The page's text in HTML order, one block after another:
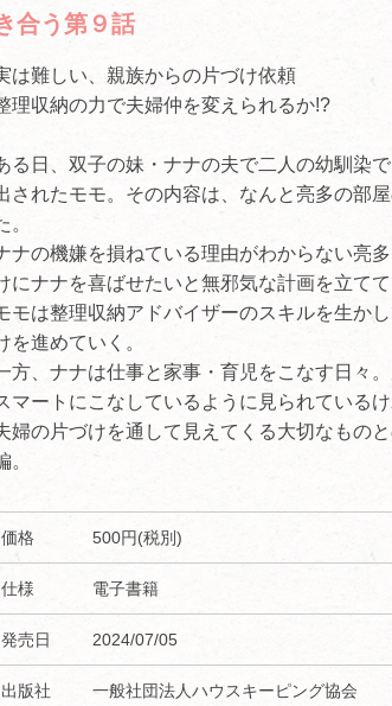
合う第９話
は難しい、親族からの片づけ依頼
理収納の力で夫婦仲を変えられるか!?
る日、双子の妹・ナナの夫で二人の幼馴染
されたモモ。その内容は、なんと亮多の部
。
ナの機嫌を損ねている理由がわからない亮
にナナを喜ばせたいと無邪気な計画を立てて
モは整理収納アドバイザーのスキルを生か
を進めていく。
方、ナナは仕事と家事・育児をこなす日々
マートにこなしているように見られている
婦の片づけを通して見えてくる大切なもの
。
価格 500円(税別)
仕様 電子書籍
発売日 2024/07/05
出版社 一般社団法人ハウスキーピング協会